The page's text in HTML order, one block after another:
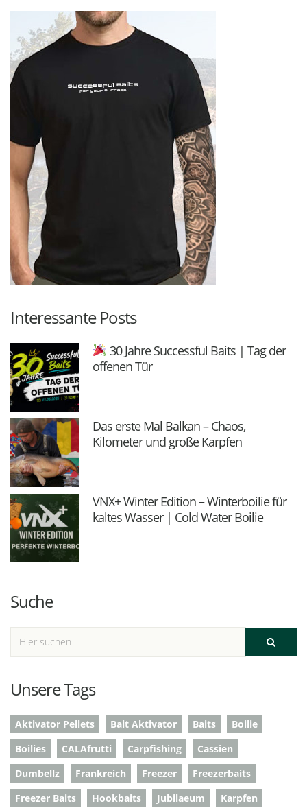
Interessante Posts
30 Jahre Successful Baits | Tag der
offenen Tür
Das erste Mal Balkan – Chaos,
Kilometer und große Karpfen
VNX+ Winter Edition – Winterboilie für
kaltes Wasser | Cold Water Boilie
Suche
Unsere Tags
Aktivator Pellets Bait Aktivator Baits
Boilie
Boilies
CALAfrutti Carpfishing
Cassien
Dumbellz
Frankreich Freezer
Freezerbaits
Freezer Baits
Hookbaits Jubilaeum
Karpfen